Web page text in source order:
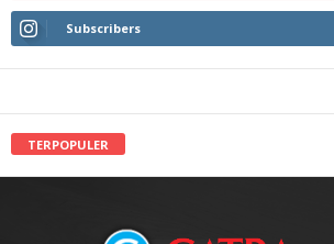
Subscribers